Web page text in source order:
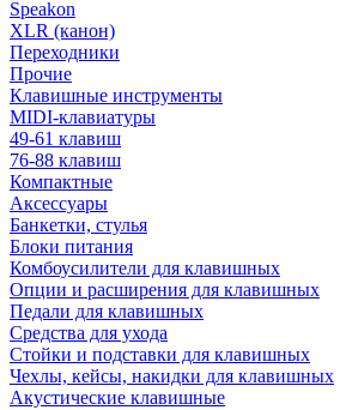
Speakon
XLR (канон)
Переходники
Прочие
Клавишные инструменты
MIDI-клавиатуры
49-61 клавиш
76-88 клавиш
Компактные
Аксессуары
Банкетки, стулья
Блоки питания
Комбоусилители для клавишных
Опции и расширения для клавишных
Педали для клавишных
Средства для ухода
Стойки и подставки для клавишных
Чехлы, кейсы, накидки для клавишных
Акустические клавишные